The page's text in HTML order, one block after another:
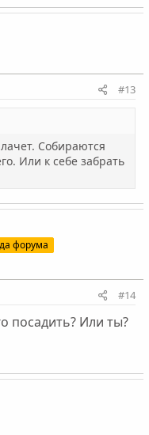
#13
Собираются
Или к себе забрать
форума
#14
посадить? Или ты?